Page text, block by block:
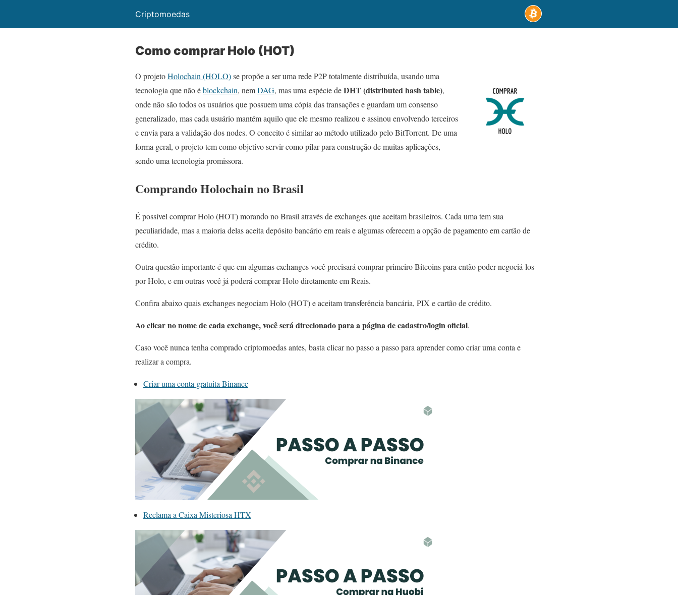
Criptomoedas
Como comprar Holo (HOT)
O projetoHolochain (HOLO)se propõe a ser uma rede P2P totalmente distribuída, usando uma
tecnologia que não éblockchain, nemDAG, mas uma espécie deDHT (distributed hash table),
onde não são todos os usuários que possuem uma cópia das transações e guardam um consenso
generalizado, mas cada usuário mantém aquilo que ele mesmo realizou e assinou envolvendo terceiros
e envia para a validação dos nodes. O conceito é similar ao método utilizado pelo BitTorrent. De uma
forma geral, o projeto tem como objetivo servir como pilar para construção de muitas aplicações,
sendo uma tecnologia promissora.
Comprando Holochain no Brasil
É possível comprar Holo (HOT) morando no Brasil através de exchanges que aceitam brasileiros. Cada uma tem sua
peculiaridade, mas a maioria delas aceita depósito bancário em reais e algumas oferecem a opção de pagamento em cartão de
crédito.
Outra questão importante é que em algumas exchanges você precisará comprar primeiro Bitcoins para então poder negociá-los
por Holo, e em outras você já poderá comprar Holo diretamente em Reais.
Confira abaixo quais exchanges negociam Holo (HOT) e aceitam transferência bancária, PIX e cartão de crédito.
Ao clicar no nome de cada exchange, você será direcionado para a página de cadastro/login oficial.
Caso você nunca tenha comprado criptomoedas antes, basta clicar no passo a passo para aprender como criar uma conta e
realizar a compra.
Criar uma conta gratuita Binance
Reclama a Caixa Misteriosa HTX